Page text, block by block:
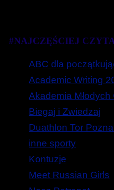
#NAJCZĘŚCIEJ
ABC dla
Academic Writing
Akademia
Biegaj i Zwiedzaj
Duathlon Tor
inne sporty
Kontuzje
Meet Russian Girls